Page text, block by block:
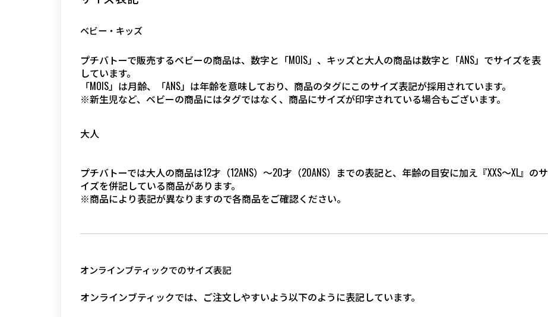
ベビー・キッズ
プチバトーで販売するベビーの商品は、数字と「MOIS」、キッズと大人の商品は数字と「ANS」でサイズを表
しています。
「MOIS」は月齢、「ANS」は年齢を意味しており、商品のタグにこのサイズ表記が採用されています。
※新生児など、ベビーの商品にはタグではなく、商品にサイズが印字されている場合もございます。
大人
プチバトーでは大人の商品は12才（12ANS）～20才（20ANS）までの表記と、 年齢の目安に加え『XXS～XL』のサ
イズを併記している商品があります。
※商品により表記が異なりますので各商品をご確認ください。
オンラインブティックでのサイズ表記
オンラインブティックでは、ご注文しやすいよう以下のように表記しています。